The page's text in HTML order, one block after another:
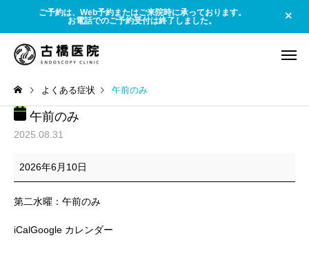
ご予約は、Web予約またはご来院時に承っております。
お電話でのご予約受付は終了しました。
大腸
よくある症状 午前のみ
午前のみ
2025.08.31
前
み
2026年6月10日
第二水曜：午前のみ
iCalGoogle カレンダー